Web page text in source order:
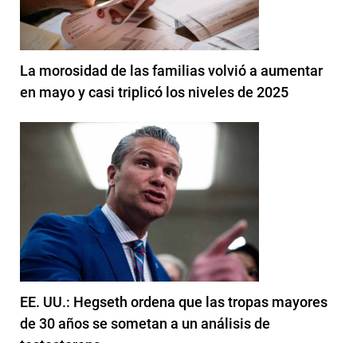
La morosidad de las familias volvió a aumentar
en mayo y casi triplicó los niveles de 2025
EE. UU.: Hegseth ordena que las tropas mayores
de 30 años se sometan a un análisis de